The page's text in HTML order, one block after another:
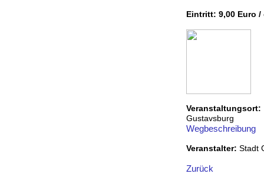
Eintritt: 9,00 Euro /
Veranstaltungsort:
Gustavsburg
Wegbeschreibung
Veranstalter: Stadt
Zurück